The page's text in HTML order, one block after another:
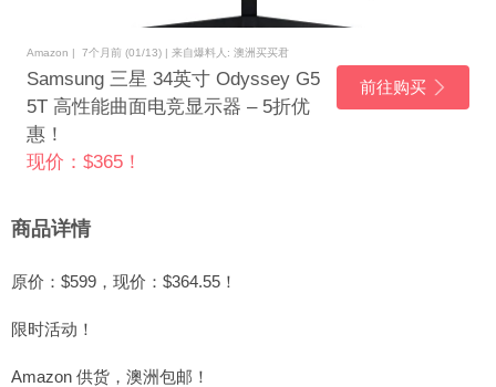
Amazon | 7个月前 (01/13) | 来自爆料人: 澳洲买买君
Samsung 三星 34英寸 Odyssey G5
5T 高性能曲面电竞显示器 – 5折优
惠！
现价：$365！
前往购买
商品详情
原价：$599，现价：$364.55！
限时活动！
Amazon 供货，澳洲包邮！